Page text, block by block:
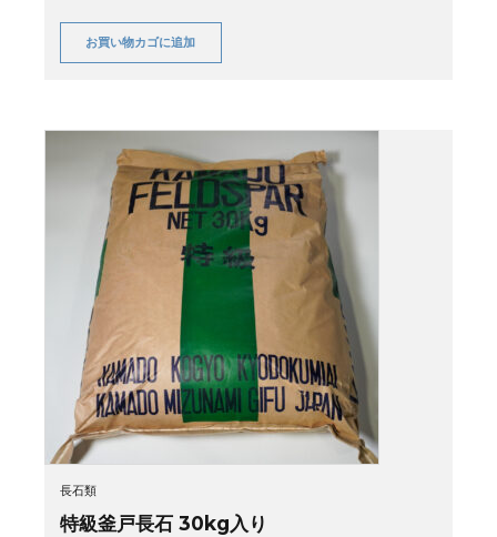
お買い物カゴに追加
長石類
特級釜戸長石 30kg入り